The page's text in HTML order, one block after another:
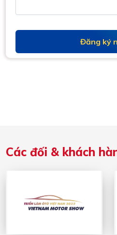
Đăng ký
Các đối & khách